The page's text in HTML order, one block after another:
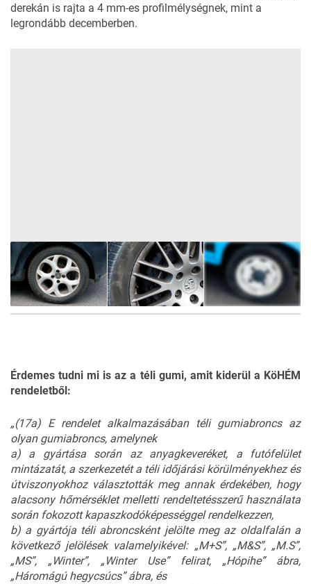
derekán is rajta a 4 mm-es profilmélységnek, mint a
legrondább decemberben.
Érdemes tudni mi is az a téli gumi, amit kiderül a KöHÉM
rendeletből:
„(17a) E rendelet alkalmazásában téli gumiabroncs az
olyan gumiabroncs, amelynek
a) a gyártása során az anyagkeveréket, a futófelület
mintázatát, a szerkezetét a téli időjárási körülményekhez és
útviszonyokhoz választották meg annak érdekében, hogy
alacsony hőmérséklet melletti rendeltetésszerű használata
során fokozott kapaszkodóképességgel rendelkezzen,
b) a gyártója téli abroncsként jelölte meg az oldalfalán a
következő jelölések valamelyikével: „M+S”, „M&S”, „M.S”,
„MS”, „Winter”, „Winter Use” felirat, „Hópihe” ábra,
„Háromágú hegycsúcs” ábra, és